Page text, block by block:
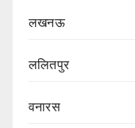
लखनऊ
ललितपुर
वनारस